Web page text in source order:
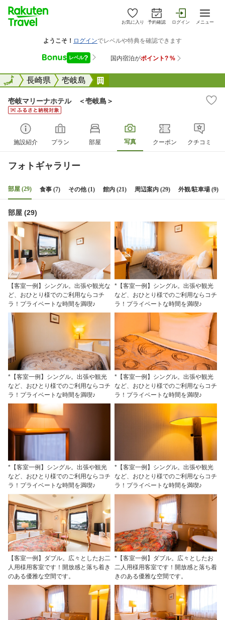
お気に入り 予約確認 ログイン メニュー
全国長崎県 壱岐島
全国
壱岐マリーナホテル ＜壱岐島＞
施設紹介 プラン 部屋 写真 クーポン クチコミ
フォトギャラリー
部屋 (29) 食事 (7) その他 (1) 館内 (21) 周辺案内 (29) 外観/駐車場 (9)
部屋 (29)
【客室一例】シングル。出張や観光な
ど、おひとり様でのご利用ならコチ
ラ！プライベートな時間を満喫♪
*【客室一例】シングル。出張や観光
など、おひとり様でのご利用ならコチ
ラ！プライベートな時間を満喫♪
*【客室一例】シングル。出張や観光
など、おひとり様でのご利用ならコチ
ラ！プライベートな時間を満喫♪
*【客室一例】シングル。出張や観光
など、おひとり様でのご利用ならコチ
ラ！プライベートな時間を満喫♪
*【客室一例】シングル。出張や観光
など、おひとり様でのご利用ならコチ
ラ！プライベートな時間を満喫♪
*【客室一例】シングル。出張や観光
など、おひとり様でのご利用ならコチ
ラ！プライベートな時間を満喫♪
【客室一例】ダブル。広々としたお二
人用様用客室です！開放感と落ち着き
のある優雅な空間です。
*【客室一例】ダブル。広々としたお
二人用様用客室です！開放感と落ち着
きのある優雅な空間です。